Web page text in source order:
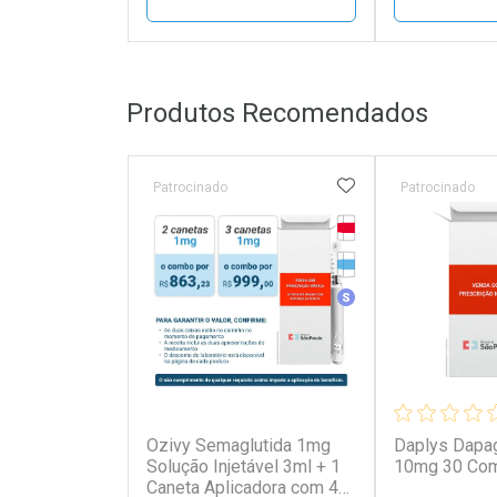
Laboratório
Ativar Desconto
Por Menos
Ativar
Por
Produtos Recomendados
Ozivy Semaglutida 1mg
Solução Injetável 3ml + 1
Caneta Aplicadora com 4
Tarja Vermelha
Medicamento
Medicamento
Patrocinado ADICIONAR AOS
Daplys
10mg 30
Patrocinado